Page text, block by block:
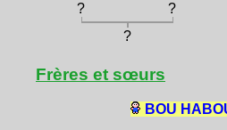
? ?
?
Frères et sœurs
BOU